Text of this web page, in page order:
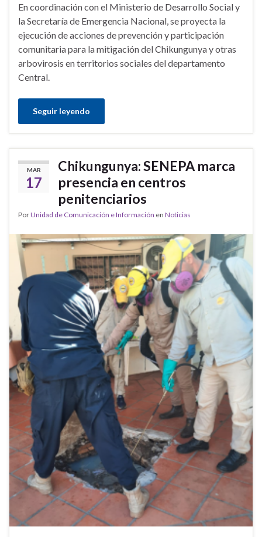
En coordinación con el Ministerio de Desarrollo Social y
la Secretaría de Emergencia Nacional, se proyecta la
ejecución de acciones de prevención y participación
comunitaria para la mitigación del Chikungunya y otras
arbovirosis en territorios sociales del departamento
Central.
Seguir leyendo
MAR
17
Chikungunya: SENEPA marca
presencia en centros
penitenciarios
PorUnidad de Comunicación e Información en Noticias